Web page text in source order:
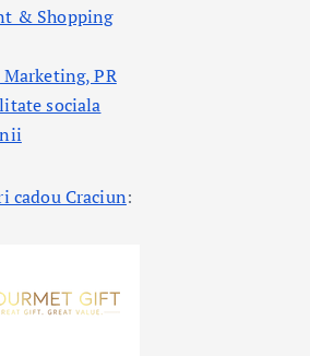
& Shopping
PR
sociala
cadou Craciun: